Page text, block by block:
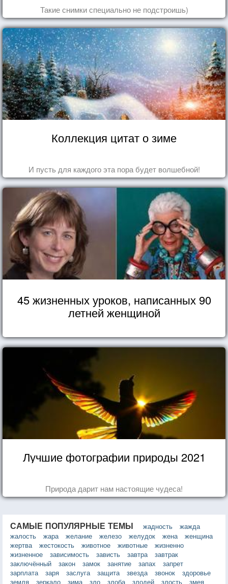
Такие снимки специально не подстроишь)
Коллекция цитат о зиме
И пусть для каждого эта пора будет волшебной!
45 жизненных уроков, написанных 90
летней женщиной
Лучшие фотографии природы 2021
Природа дарит нам настоящие чудеса!
САМЫЕ ПОПУЛЯРНЫЕ ТЕМЫ жадность
жажда
жалость
жара желание железо желудок жена
женщина
жертва
жестокость животное животные
жизненно
жизненное
зависимость зависть завтра
завтрак
заключённый
закон замок занятие запах
запрет
зарплата
заря заслуга защита звезда звонок
здоровье
земля
зеркало зима зло злоба злодей злость змея